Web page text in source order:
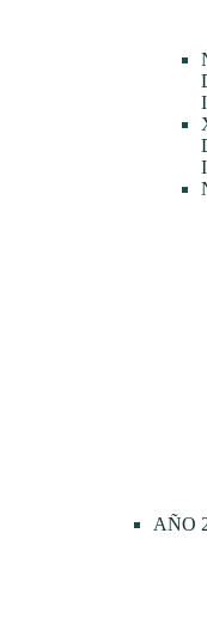
AÑO